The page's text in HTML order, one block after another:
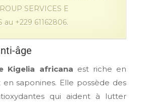
SERVICES E
au +229 61162806.
âge
Kigelia africana est riche en
saponines. Elle possède des
qui aident à lutter